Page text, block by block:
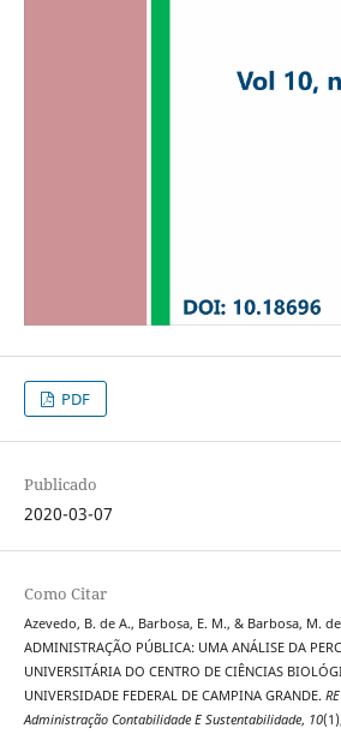
PDF
Publicado
2020-03-07
Como Citar
Azevedo, B. de A., Barbosa, E. M., & Barbosa, M.
ADMINISTRAÇÃO PÚBLICA: UMA ANÁLISE DA
UNIVERSITÁRIA DO CENTRO DE CIÊNCIAS
UNIVERSIDADE FEDERAL DE CAMPINA GRANDE.
Administração Contabilidade E Sustentabilidade, 10